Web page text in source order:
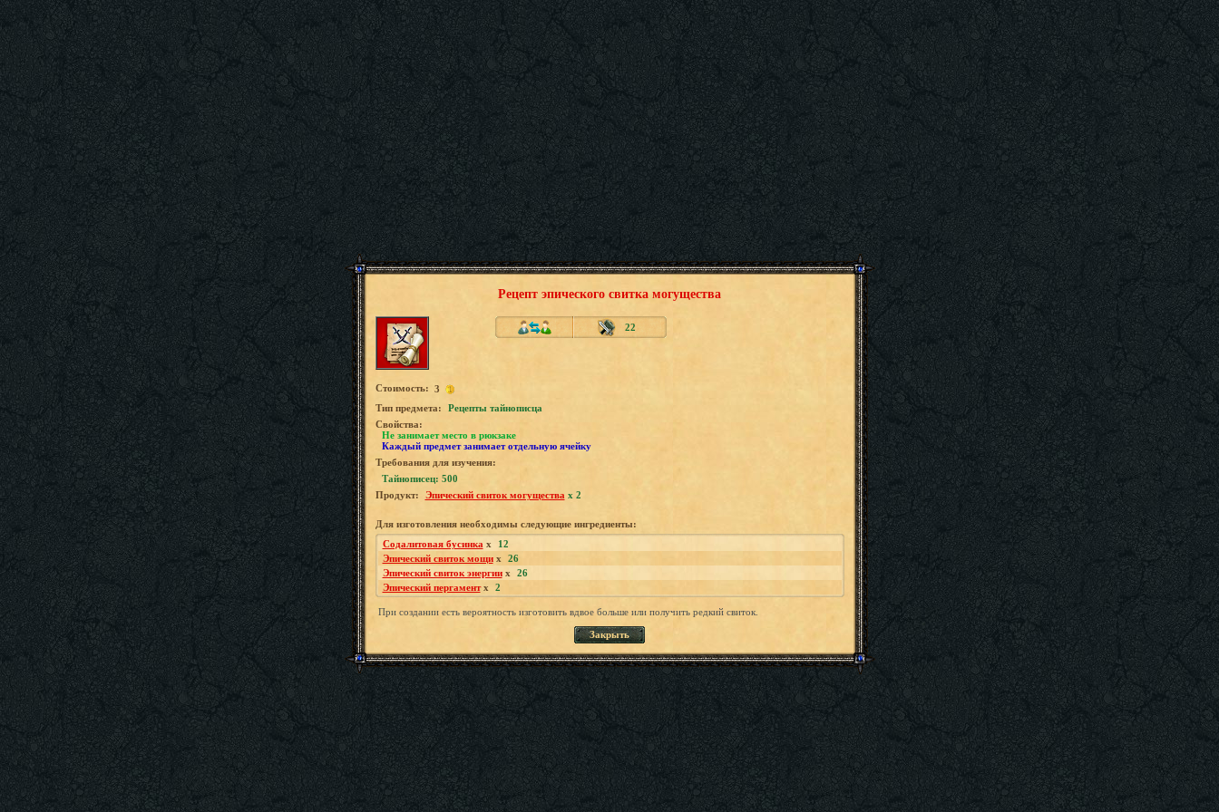
Рецепт эпического свитка могущества
22
Стоимость: 3
Tип предмета:
Рецепты тайнописца
Свойства:
Не занимает место в рюкзаке
Каждый предмет занимает отдельную ячейку
Требования для изучения:
Тайнописец: 500
Продукт:
Эпический свиток могущества x 2
Для изготовления необходимы следующие ингредиенты:
Содалитовая бусинка x
12
Эпический свиток мощиx
26
Эпический свиток энергииx
26
Эпический пергаментx 2
При создании есть вероятность изготовить вдвое больше или получить редкий свиток.
Закрыть